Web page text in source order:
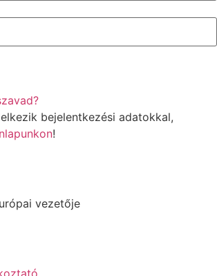
bejelentkezési adatokkal,
!
vezetője